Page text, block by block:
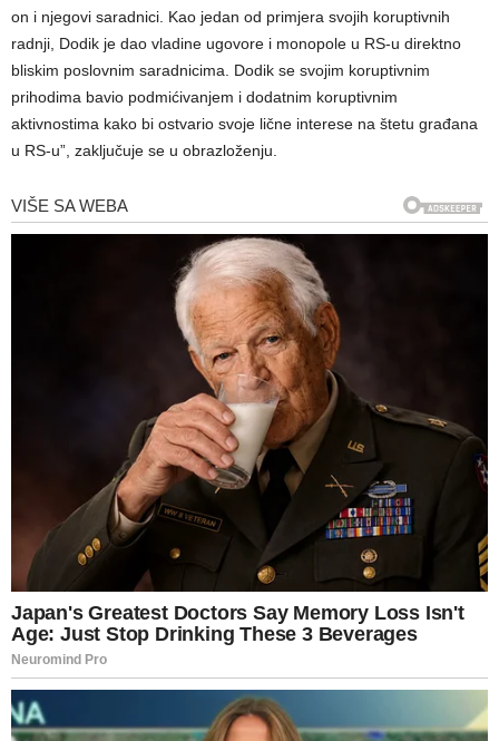
on i njegovi saradnici. Kao jedan od primjera svojih koruptivnih
radnji, Dodik je dao vladine ugovore i monopole u RS-u direktno
bliskim poslovnim saradnicima. Dodik se svojim koruptivnim
prihodima bavio podmićivanjem i dodatnim koruptivnim
aktivnostima kako bi ostvario svoje lične interese na štetu građana
u RS-u”, zaključuje se u obrazloženju.